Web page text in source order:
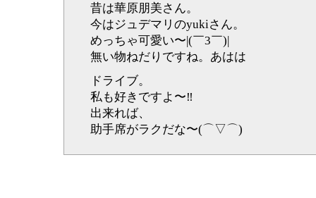
昔は華原朋美さん。
今はジュデマリのyukiさん。
めっちゃ可愛い〜|(￣3￣)|
無い物ねだりですね。あはは
ドライブ。
私も好きですよ〜‼︎
出来れば、
助手席がラクだな〜(⌒▽⌒)